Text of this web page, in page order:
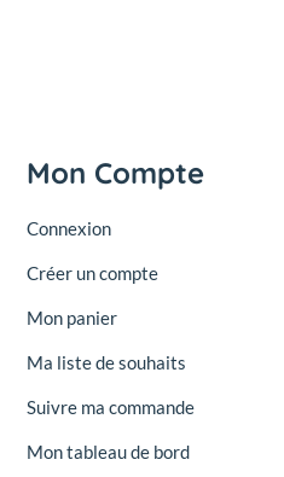
Mon Compte
Connexion
Créer un compte
Mon panier
Ma liste de souhaits
Suivre ma commande
Mon tableau de bord